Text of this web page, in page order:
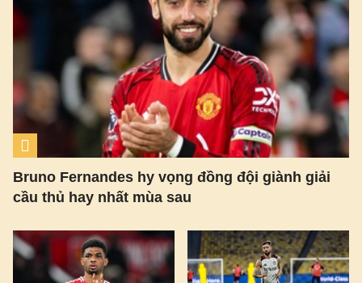
Bruno Fernandes hy vọng đồng đội giành giải
cầu thủ hay nhất mùa sau